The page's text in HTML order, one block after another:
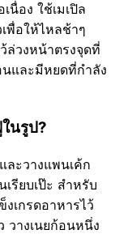
อง ใช้เมเปิล
พื่อให้ไหลช้าๆ
ล่วงหน้าตรงจุดที่
และมีหยดที่กำลัง
นรูป?
ละวางแพนเค้ก
รียบเป๊ะ สำหรับ
เกรดอาหารไว้
วางเนยก้อนหนึ่ง